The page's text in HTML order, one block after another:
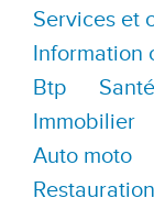
Services et
Information
Btp
Immobilier
Auto moto
Restauration